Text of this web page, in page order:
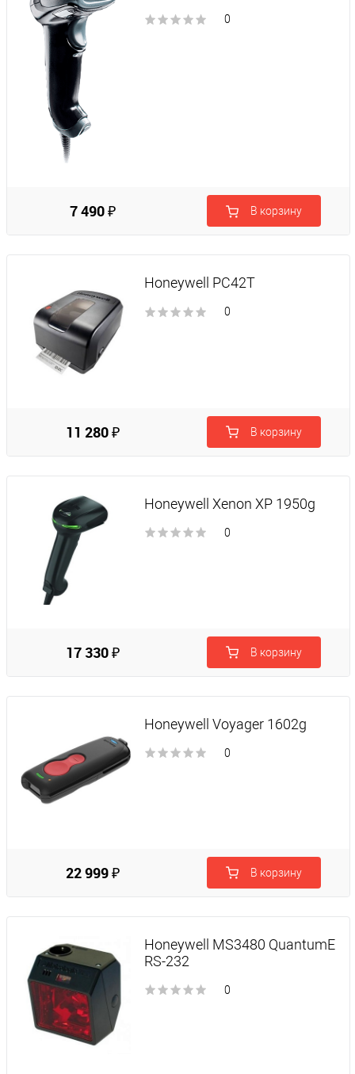
0
7 490 ₽ В корзину
Honeywell PC42T
0
11 280 ₽ В корзину
Honeywell Xenon XP 1950g
0
17 330 ₽ В корзину
Honeywell Voyager 1602g
0
22 999 ₽ В корзину
Honeywell MS3480 QuantumE
RS-232
0